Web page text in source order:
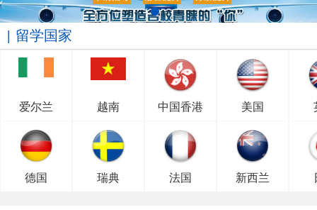
留学国家
爱尔兰 越南 中国香港 美国
德国 瑞典 法国 新西兰